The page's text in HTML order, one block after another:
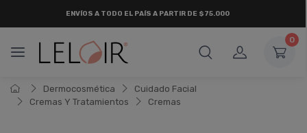
ENVÍOS A TODO EL PAÍS A PARTIR DE $75.000
0
Dermocosmética
Cuidado Facial
Cremas Y Tratamientos
Cremas